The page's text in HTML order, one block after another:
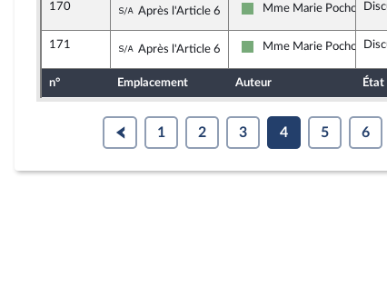
170 Sous-amendement de l'amendement
Après l'Article 6 Écologiste et Social
Mme Marie Pochon
171 Sous-amendement de l'amendement
Après l'Article 6 Écologiste et Social
Mme Marie Pochon
n° Emplacement Auteur État
1 2 3 4 5 6